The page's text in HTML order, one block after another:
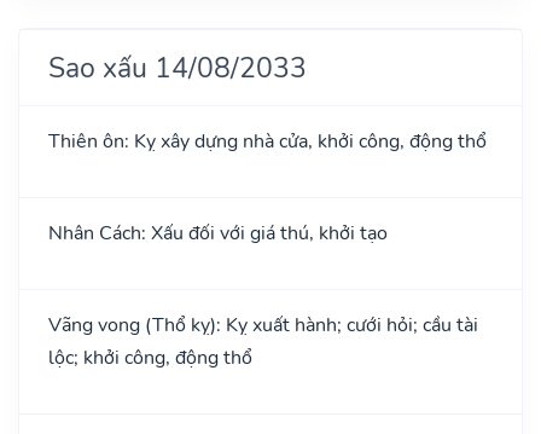
Sao xấu 14/08/2033
Thiên ôn: Kỵ xây dựng nhà cửa, khởi công, động thổ
Nhân Cách: Xấu đối với giá thú, khởi tạo
Vãng vong (Thổ kỵ): Kỵ xuất hành; cưới hỏi; cầu tài
lộc; khởi công, động thổ